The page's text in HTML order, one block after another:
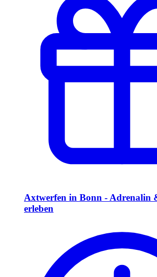
Axtwerfen in Bonn - Adrenalin
erleben